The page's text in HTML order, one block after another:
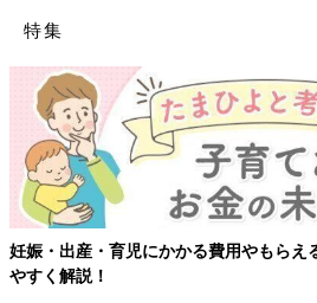
特集
費用やもらえる補助金・助成金をわかり